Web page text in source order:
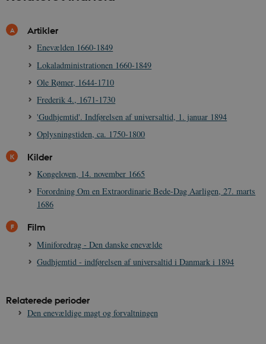
Artikler
Enevælden 1660-1849
Lokaladministrationen 1660-1849
Ole Rømer, 1644-1710
Frederik 4., 1671-1730
'Gudhjemtid'. Indførelsen af universaltid, 1. januar 1894
Oplysningstiden, ca. 1750-1800
Kilder
Kongeloven, 14. november 1665
Forordning Om en Extraordinarie Bede-Dag Aarligen, 27. marts
1686
Film
Miniforedrag - Den danske enevælde
Gudhjemtid - indførelsen af universaltid i Danmark i 1894
Relaterede perioder
Den enevældige magt og forvaltningen
danmarkshistorien.dk